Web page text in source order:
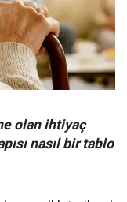
olan ihtiyaç
nasıl bir tablo